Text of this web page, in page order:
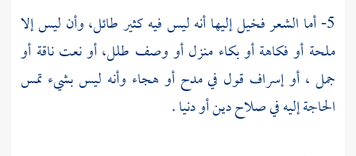
5- أما الشعر فخيل إليها أنه ليس فيه كثير طائل، وأن ليس إلا
ملحة أو فكاهة أو بكاء منزل أو وصف طلل، أو نعت ناقة أو
جمل ، أو إسراف قول في مدح أو هجاء وأنه ليس بشيء تمس
الحاجة إليه في صلاح دين أو دنيا .